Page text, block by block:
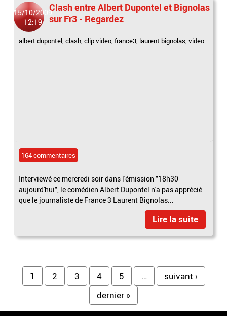
15/10/2009
12:19
Clash entre Albert Dupontel et Bignolas
sur Fr3 - Regardez
albert dupontel ,clash ,clip video ,france3 laurent bignolas ,video
164 commentaires
Interviewé ce mercredi soir dans l'émission "18h30
aujourd'hui", le comédien Albert Dupontel n'a pas apprécié
que le journaliste de France 3 Laurent Bignolas...
Lire la suite
Pages
1 2 3 4 5 …
suivant ›
dernier »